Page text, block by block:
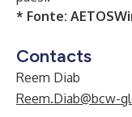
* Fonte:
Contacts
Reem Diab
Reem.Diab@bcw-